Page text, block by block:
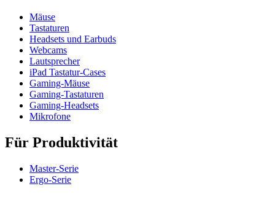
Mäuse
Tastaturen
Headsets und Earbuds
Webcams
Lautsprecher
iPad Tastatur-Cases
Gaming-Mäuse
Gaming-Tastaturen
Gaming-Headsets
Mikrofone
Für Produktivität
Master-Serie
Ergo-Serie